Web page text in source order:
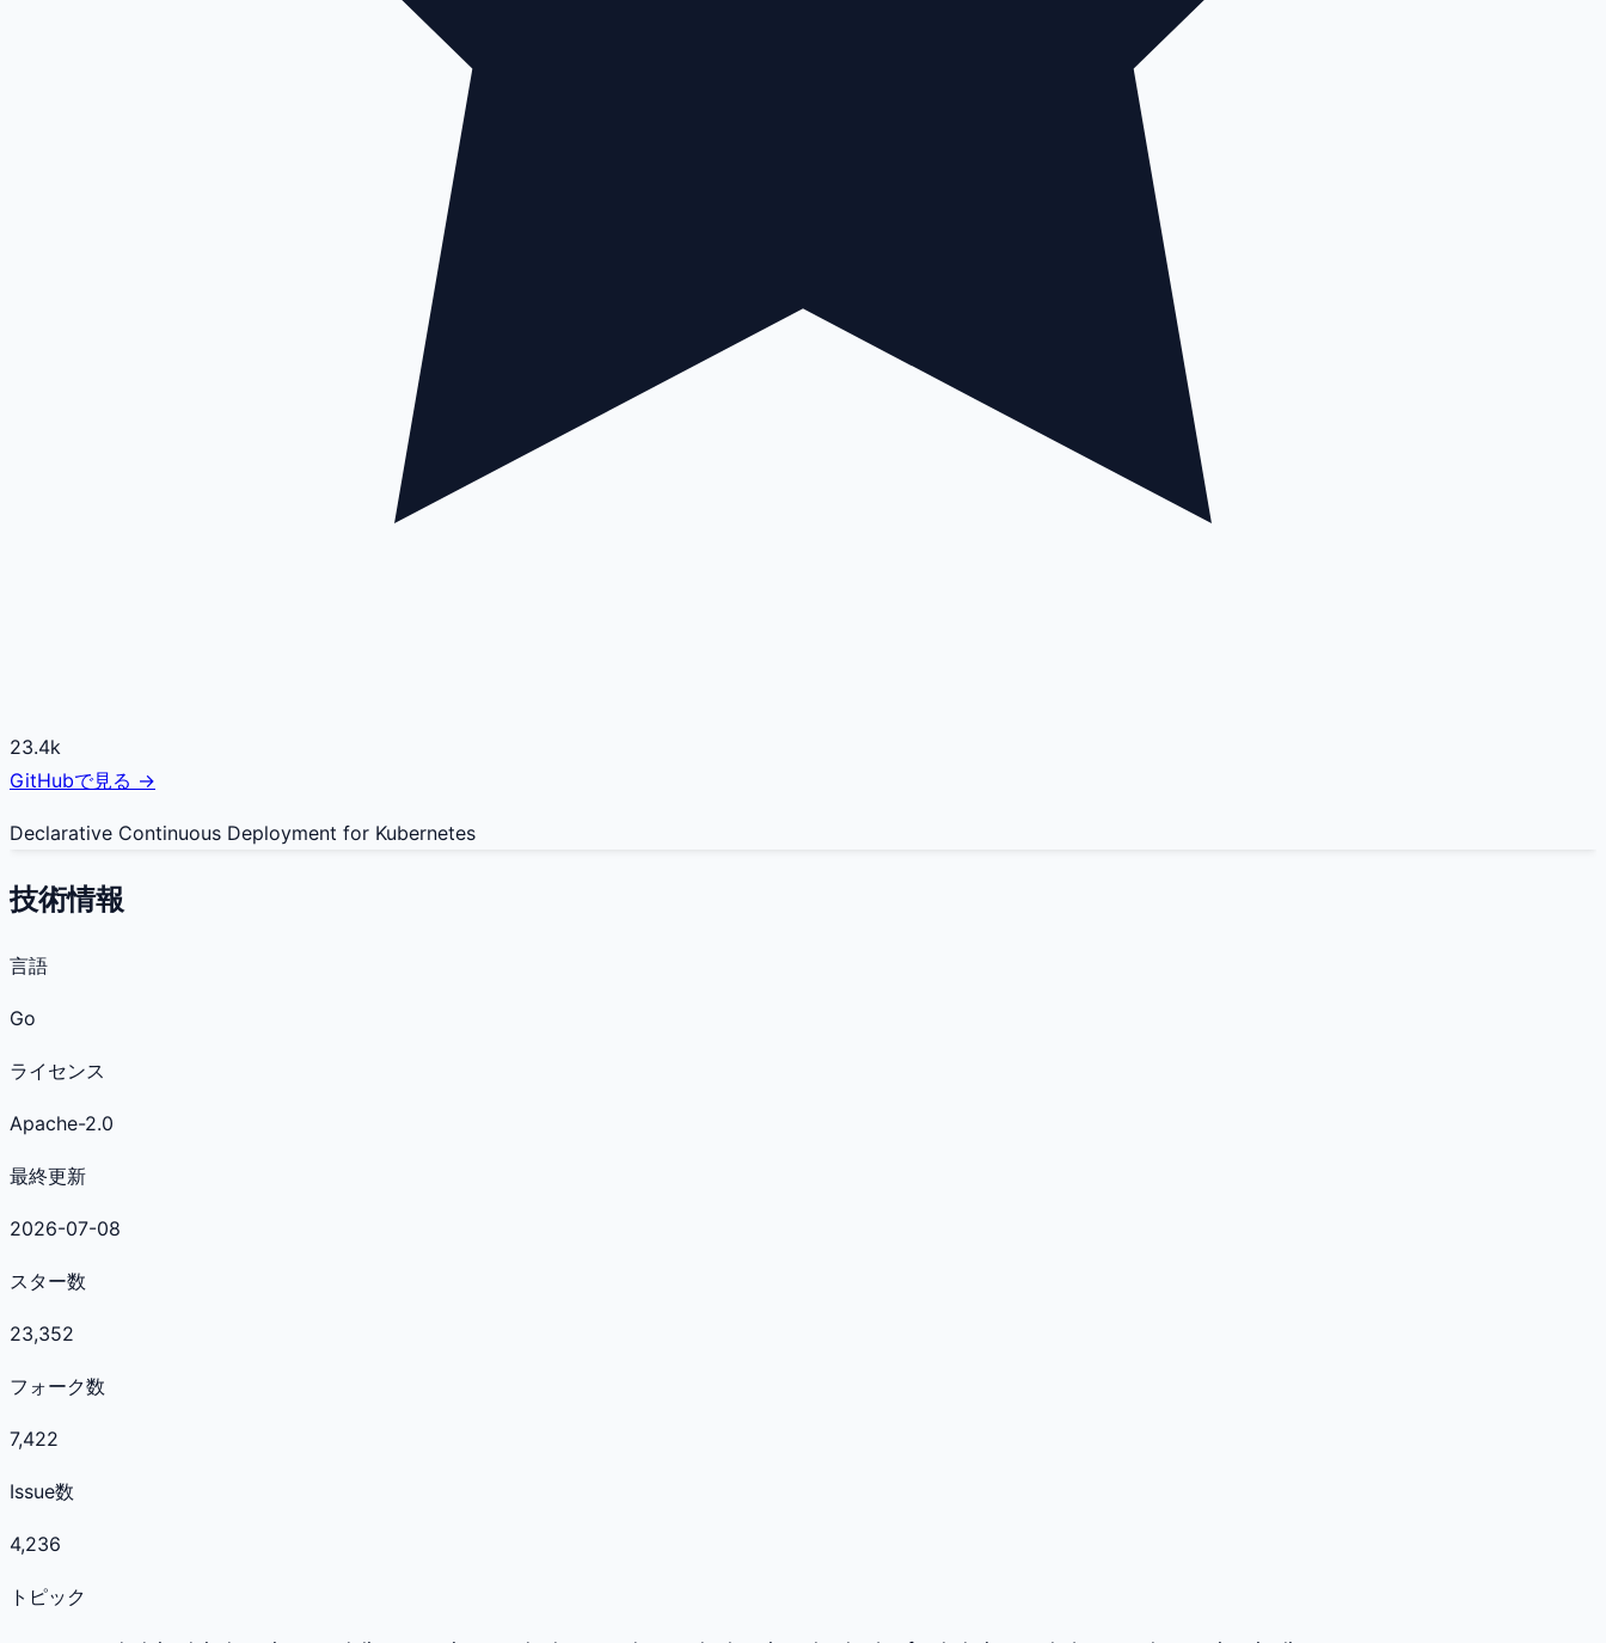
23.4k
GitHubで見る →
Declarative Continuous Deployment for Kubernetes
技術情報
言語
Go
ライセンス
Apache-2.0
最終更新
2026-07-08
スター数
23,352
フォーク数
7,422
Issue数
4,236
トピック